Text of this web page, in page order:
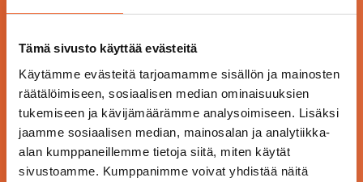
Tämä sivusto käyttää evästeitä
Käytämme evästeitä tarjoamamme sisällön ja mainosten
räätälöimiseen, sosiaalisen median ominaisuuksien
tukemiseen ja kävijämäärämme analysoimiseen. Lisäksi
jaamme sosiaalisen median, mainosalan ja analytiikka-
alan kumppaneillemme tietoja siitä, miten käytät
sivustoamme. Kumppanimme voivat yhdistää näitä